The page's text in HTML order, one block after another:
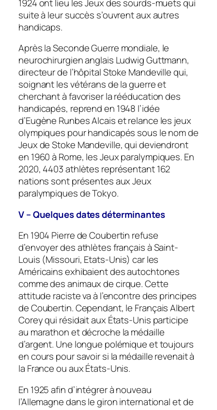
1924 ont lieu les Jeux des sourds-muets qui
suite à leur succès s’ouvrent aux autres
handicaps.
Après la Seconde Guerre mondiale, le
neurochirurgien anglais Ludwig Guttmann,
directeur de l’hôpital Stoke Mandeville qui,
soignant les vétérans de la guerre et
cherchant à favoriser la rééducation des
handicapés, reprend en 1948 l’idée
d’Eugène Runbes Alcais et relance les jeux
olympiques pour handicapés sous le nom de
Jeux de Stoke Mandeville, qui deviendront
en 1960 à Rome, les Jeux paralympiques. En
2020, 4403 athlètes représentant 162
nations sont présentes aux Jeux
paralympiques de Tokyo.
V – Quelques dates déterminantes
En 1904 Pierre de Coubertin refuse
d’envoyer des athlètes français à Saint-
Louis (Missouri, Etats-Unis) car les
Américains exhibaient des autochtones
comme des animaux de cirque. Cette
attitude raciste va à l’encontre des principes
de Coubertin. Cependant, le Français Albert
Corey qui résidait aux États-Unis participe
au marathon et décroche la médaille
d’argent. Une longue polémique et toujours
en cours pour savoir si la médaille revenait à
la France ou aux États-Unis.
En 1925 afin d’intégrer à nouveau
l’Allemagne dans le giron international et de